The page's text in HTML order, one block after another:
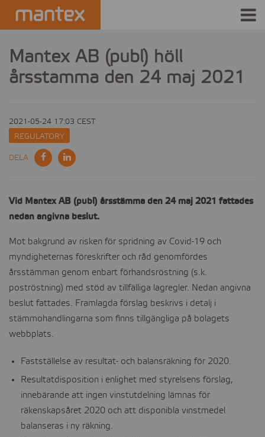
PRODUCTS
STORIES
EVENTS
ABOUT US
PRESS
CONTACT
Mantex AB (publ) höll
årsstämma den 24 maj 2021
2021-05-24 17:03 CEST
REGULATORY
DELA
Vid Mantex AB (publ) årsstämma den 24 maj 2021 fattades
nedan angivna beslut.
Mot bakgrund av risken för spridning av Covid-19 och
myndigheternas föreskrifter och råd genomfördes
årsstämman genom enbart förhandsröstning (s.k.
poströstning) med stöd av tillfälliga lagregler. Nedan angivna
beslut fattades. Framlagda förslag beskrivs i detalj i
stämmohandlingarna som finns tillgängliga på bolagets
webbplats.
Fastställelse av resultat- och balansräkning för 2020.
Resultatdisposition i enlighet med styrelsens förslag,
innebärande att ingen vinstutdelning lämnas för
räkenskapsåret 2020 och att disponibla vinstmedel
balanseras i ny räkning.